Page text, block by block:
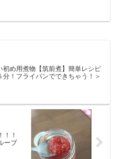
初め用煮物【筑前煮】簡単レシピ
分！フライパンでできちゃう！＞
！！